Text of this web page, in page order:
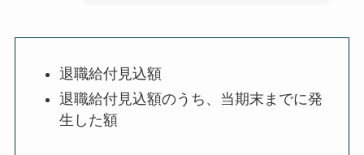
退職給付見込額
退職給付見込額のうち、当期末までに発
生した額